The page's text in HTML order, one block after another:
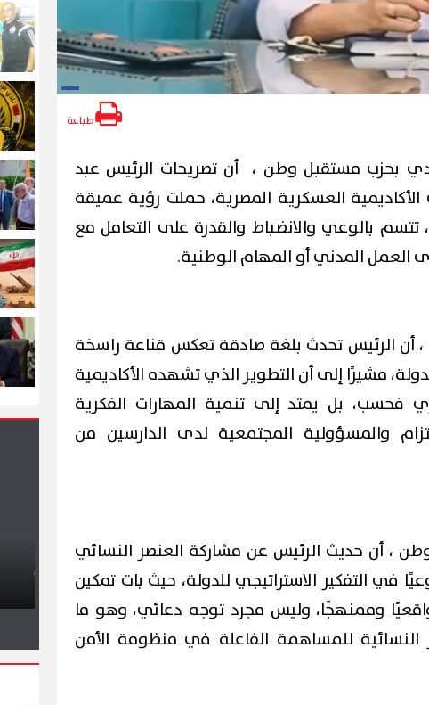
طباعة
بحزب مستقبل وطن ، أن تصريحات الرئيس عبد
الأكاديمية العسكرية المصرية، حملت رؤية عميقة
بالوعي والانضباط والقدرة على التعامل مع
المدني أو المهام الوطنية.
أن الرئيس تحدث بلغة صادقة تعكس قناعة راسخة
مشيرًا إلى أن التطوير الذي تشهده الأكاديمية
فحسب، بل يمتد إلى تنمية المهارات الفكرية
والمسؤولية المجتمعية لدى الدارسين من
، أن حديث الرئيس عن مشاركة العنصر النسائي
في التفكير الاستراتيجي للدولة، حيث بات تمكين
واقعيًا وممنهجًا، وليس مجرد توجه دعائي، وهو ما
النسائية للمساهمة الفاعلة في منظومة الأمن
على بورسعيد
استثنائية
محافظ بورسعيد يتابع سير العمل
بمشروع سوق التصنيع الجديد